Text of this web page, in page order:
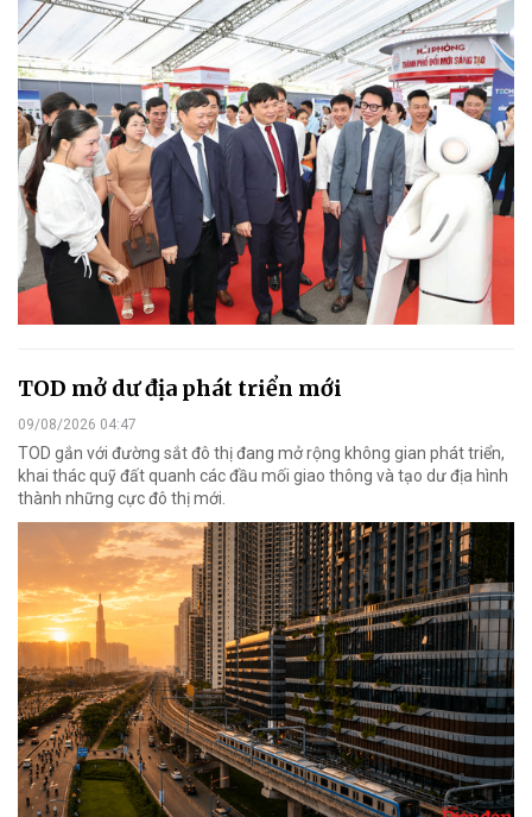
TOD mở dư địa phát triển mới
09/08/2026 04:47
TOD gắn với đường sắt đô thị đang mở rộng không gian phát triển,
khai thác quỹ đất quanh các đầu mối giao thông và tạo dư địa hình
thành những cực đô thị mới.